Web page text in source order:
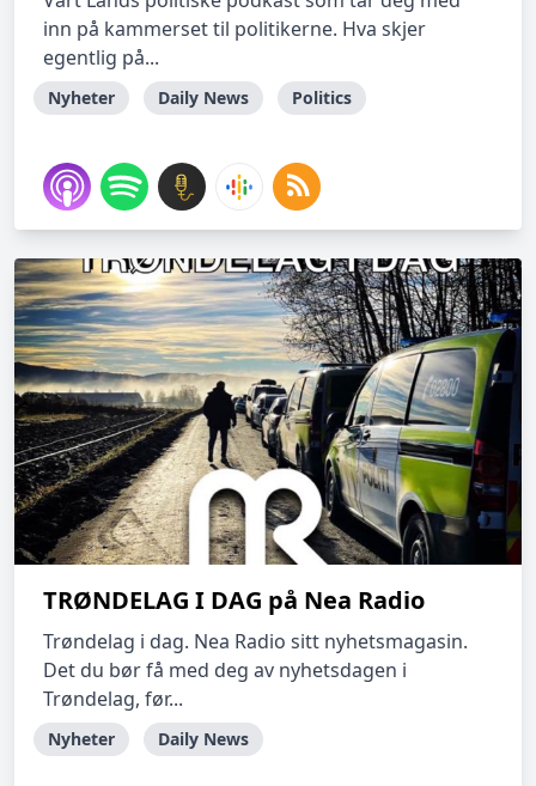
inn på kammerset til politikerne. Hva skjer
egentlig på...
Nyheter Daily News Politics
TRØNDELAG I DAG på Nea Radio
Trøndelag i dag. Nea Radio sitt nyhetsmagasin.
Det du bør få med deg av nyhetsdagen i
Trøndelag, før...
Nyheter Daily News